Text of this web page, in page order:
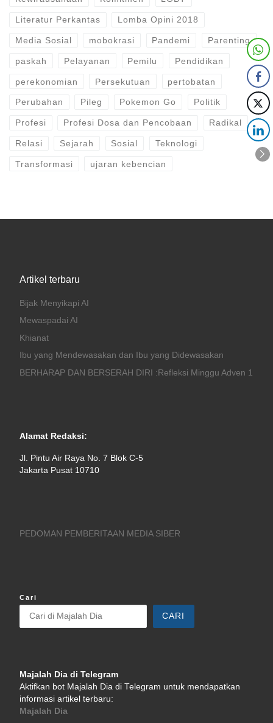
Literatur Perkantas Lomba Opini 2018
Media Sosial mobokrasi Pandemi Parenting
paskah Pelayanan Pemilu Pendidikan
perekonomian Persekutuan pertobatan
Perubahan Pileg Pokemon Go Politik
Profesi Profesi Dosa dan Pencobaan Radikal
Relasi Sejarah Sosial Teknologi
Transformasi ujaran kebencian
Artikel terbaru
Bijak Menyikapi AI
Mewaspadai AI
Khianat
Ibu yang Mendewasakan dan Ibu yang Didewasakan
BERHARAP DAN BERSERAH DIRI :Refleksi Minggu Adven 1
Alamat Redaksi:
Jl. Pintu Air Raya No. 7 Blok C-5
Jakarta Pusat 10710
PEDOMAN PEMBERITAAN MEDIA SIBER
Cari
CARI
Majalah Dia di Telegram
Aktifkan bot Majalah Dia di Telegram untuk mendapatkan
informasi artikel terbaru:
Majalah Dia